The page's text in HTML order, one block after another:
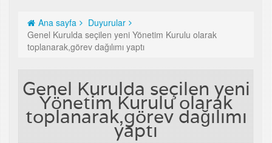
Ana sayfa
Duyurular
Genel Kurulda seçilen yeni Yönetim Kurulu olarak
toplanarak,görev dağılımı yaptı
Genel Kurulda seçilen yeni
Yönetim Kurulu olarak
toplanarak,görev dağılımı
yaptı